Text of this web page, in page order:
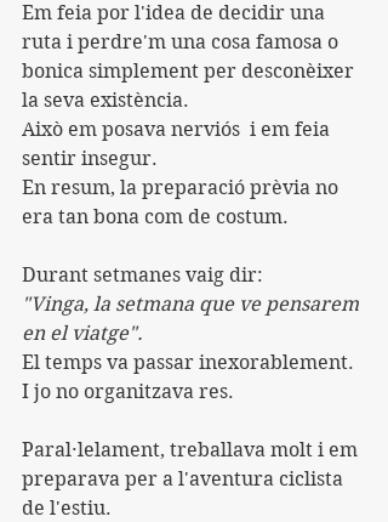
Em feia por l'idea de decidir una
ruta i perdre'm una cosa famosa o
bonica simplement per desconèixer
la seva existència.
Això em posava nerviós  i em feia
sentir insegur.
En resum, la preparació prèvia no
era tan bona com de costum.
Durant setmanes vaig dir:
"Vinga, la setmana que ve pensarem
en el viatge".
El temps va passar inexorablement.
I jo no organitzava res.
Paral·lelament, treballava molt i em
preparava per a l'aventura ciclista
de l'estiu.